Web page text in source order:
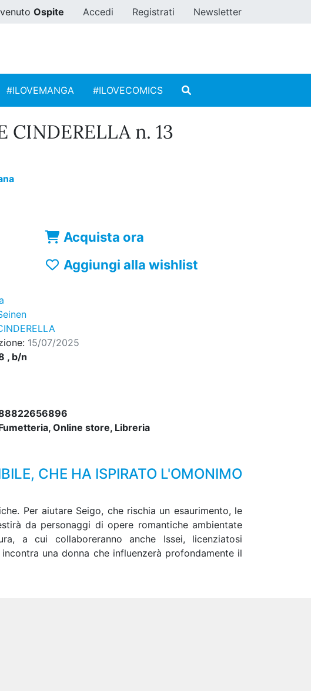
Ospite Accedi Registrati Newsletter
#ILOVEMANGA #ILOVECOMICS
CINDERELLA n. 13
Acquista ora
Aggiungi alla wishlist
15/07/2025
, b/n
Online store, Libreria
CHE HA ISPIRATO L'OMONIMO
Per aiutare Seigo, che rischia un esaurimento, le
da personaggi di opere romantiche ambientate
a cui collaboreranno anche Issei, licenziatosi
una donna che influenzerà profondamente il